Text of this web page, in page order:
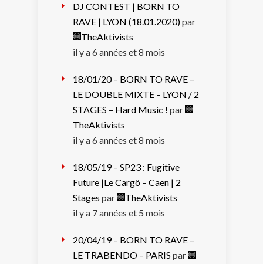
DJ CONTEST | BORN TO
RAVE | LYON (18.01.2020)par
TheAktivists
il y a 6 années et 8 mois
18/01/20 – BORN TO RAVE –
LE DOUBLE MIXTE – LYON / 2
STAGES – Hard Music ! par
TheAktivists
il y a 6 années et 8 mois
18/05/19 – SP23 : Fugitive
Future |Le Cargö – Caen | 2
Stages par
TheAktivists
il y a 7 années et 5 mois
20/04/19 – BORN TO RAVE –
LE TRABENDO – PARIS par